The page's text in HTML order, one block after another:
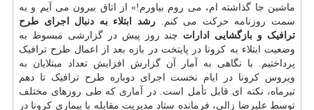
ماشین جا گذاشته ام، می روم بیاورم!» از اتاق بیرون می آیم و به
سمت روزنامه حرکت می کنم. رشد ابتلاء به دنبال اجرای طرح
ترافیک و بازگشایی ادارات چند روز پیش در گزارشی مبسوط به
وضعیت ابتلاء به کرونا در پایتخت در بازه بعد از اعمال طرح ترافیک
پرداختیم. با نگاهی به آمار آن گزارش افزایش تعداد مبتلایان به
ویروس کرونا در ایام نخست اجرای دوباره طرح ترافیک تا دهم
تیرماه، نکته ای قابل تأمل است. در آماری که طی روزهای مختلف
توسط علیرضا زالی، فرمانده ستاد مدیریت مقابله با بیماری کرونا در